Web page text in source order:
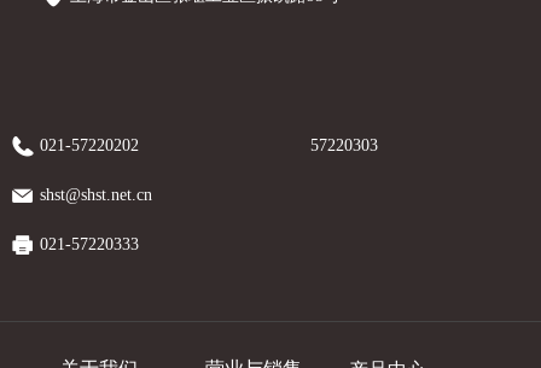
021-57220202
shst@shst.net.cn
021-57220333
57220303